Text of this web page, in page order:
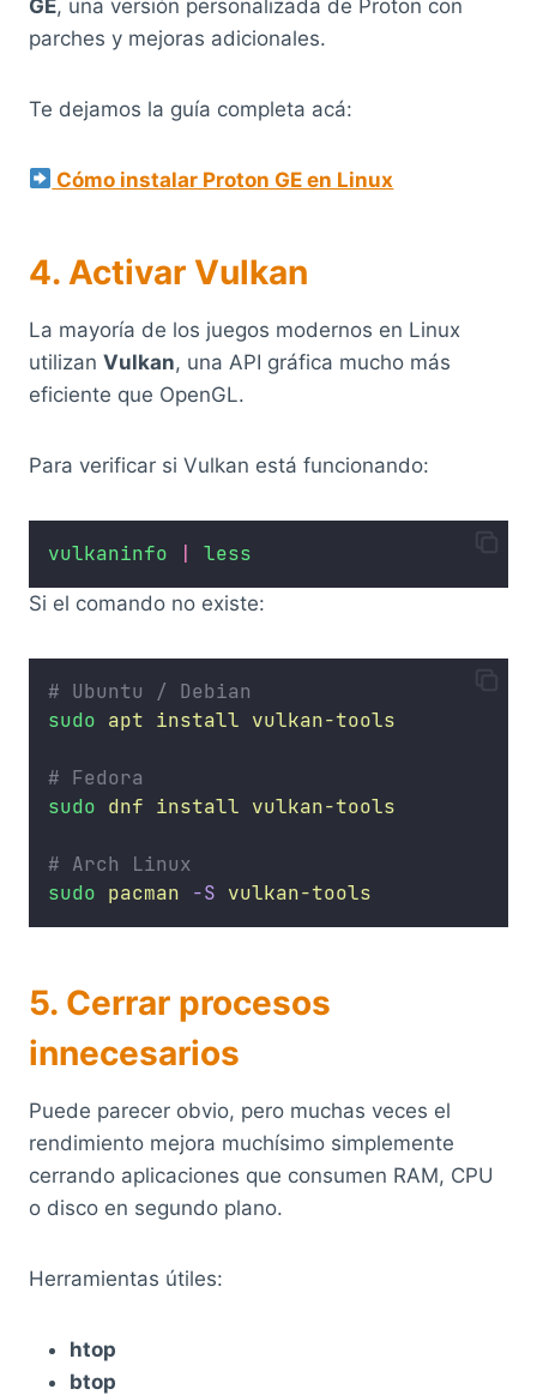
GE, una versión personalizada de Proton con
parches y mejoras adicionales.
Te dejamos la guía completa acá:
Cómo instalar Proton GE en Linux
4. Activar Vulkan
La mayoría de los juegos modernos en Linux
utilizan Vulkan, una API gráfica mucho más
eficiente que OpenGL.
Para verificar si Vulkan está funcionando:
vulkaninfo | less
Si el comando no existe:
# Ubuntu / Debian
sudo apt install vulkan-tools
# Fedora
sudo dnf install vulkan-tools
# Arch Linux
sudo pacman -S vulkan-tools
5. Cerrar procesos
innecesarios
Puede parecer obvio, pero muchas veces el
rendimiento mejora muchísimo simplemente
cerrando aplicaciones que consumen RAM, CPU
o disco en segundo plano.
Herramientas útiles:
htop
btop